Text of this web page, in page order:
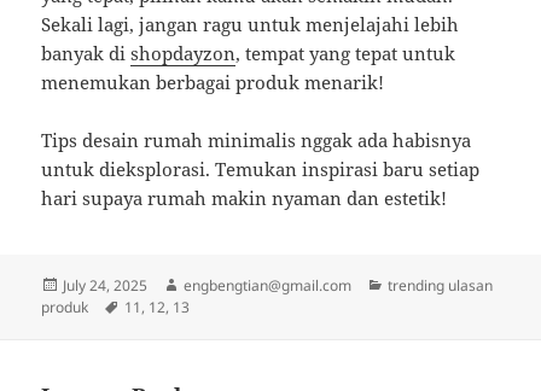
Sekali lagi, jangan ragu untuk menjelajahi lebih
banyak dishopdayzon, tempat yang tepat untuk
menemukan berbagai produk menarik!
Tips desain rumah minimalis nggak ada habisnya
untuk dieksplorasi. Temukan inspirasi baru setiap
hari supaya rumah makin nyaman dan estetik!
Posted
on
July 24, 2025 Author
engbengtian@gmail.com Categories
trending ulasan
produk
Tags
11, 12, 13